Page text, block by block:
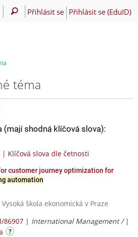
Přihlásit se Přihlásit se (EduID)
téma
(mají shodná klíčová slova):
| Klíčová slova dle četnosti
customer journey optimization for
automation
škola ekonomická v Praze
86907 | International Management / |